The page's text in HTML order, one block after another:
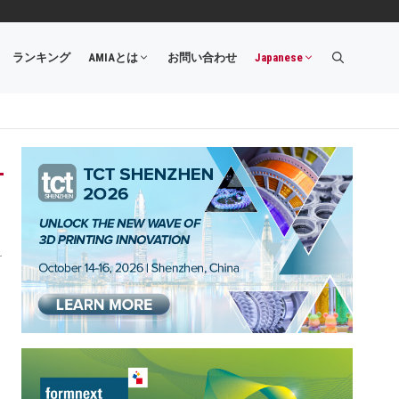
ランキング AMIAとは お問い合わせ Japanese